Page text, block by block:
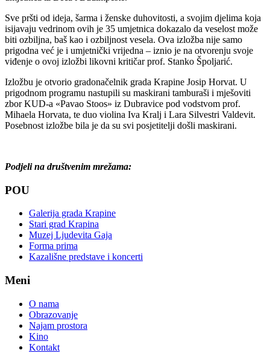
Sve pršti od ideja, šarma i ženske duhovitosti, a svojim djelima koja
isijavaju vedrinom ovih je 35 umjetnica dokazalo da veselost može
biti ozbiljna, baš kao i ozbiljnost vesela. Ova izložba nije samo
prigodna već je i umjetnički vrijedna – iznio je na otvorenju svoje
viđenje o ovoj izložbi likovni kritičar prof. Stanko Špoljarić.
Izložbu je otvorio gradonačelnik grada Krapine Josip Horvat. U
prigodnom programu nastupili su maskirani tamburaši i mješoviti
zbor KUD-a «Pavao Stoos» iz Dubravice pod vodstvom prof.
Mihaela Horvata, te duo violina Iva Kralj i Lara Silvestri Valdevit.
Posebnost izložbe bila je da su svi posjetitelji došli maskirani.
Podjeli na društvenim mrežama:
POU
Galerija grada Krapine
Stari grad Krapina
Muzej Ljudevita Gaja
Forma prima
Kazališne predstave i koncerti
Meni
O nama
Obrazovanje
Najam prostora
Kino
Kontakt